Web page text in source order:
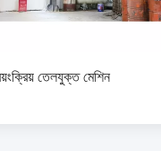
তেলযুক্ত মেশিন